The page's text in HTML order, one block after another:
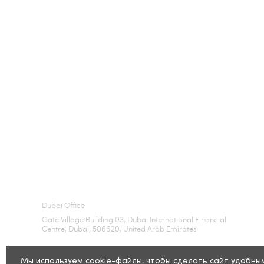
Мы используем cookie-файлы, чтобы сделать сайт
Dubai Office
Gate Village Building 03, Dubai International Financial
Centre, Dubai, 506620, United Arab Emirates